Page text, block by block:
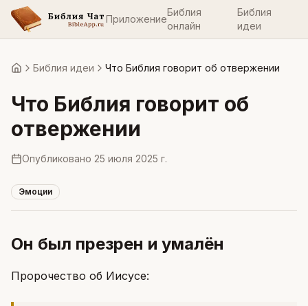
Приложение
Библия
онлайн
Библия
идеи
ГлавнаяБиблия идеи Что Библия говорит об отвержении
Что Библия говорит об
отвержении
Опубликовано 25 июля 2025 г.
Эмоции
Он был презрен и умалён
Пророчество об Иисусе: